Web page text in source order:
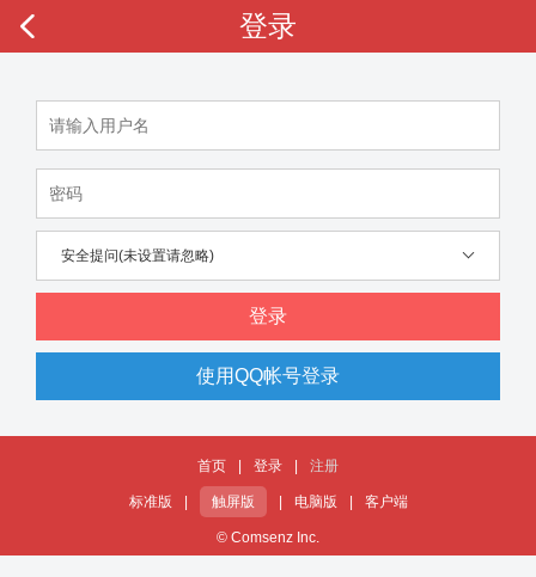
登录
安全提问(未设置请忽略)
登录
使用QQ帐号登录
首页 登录 注册
标准版 触屏版 电脑版 客户端
© Comsenz Inc.